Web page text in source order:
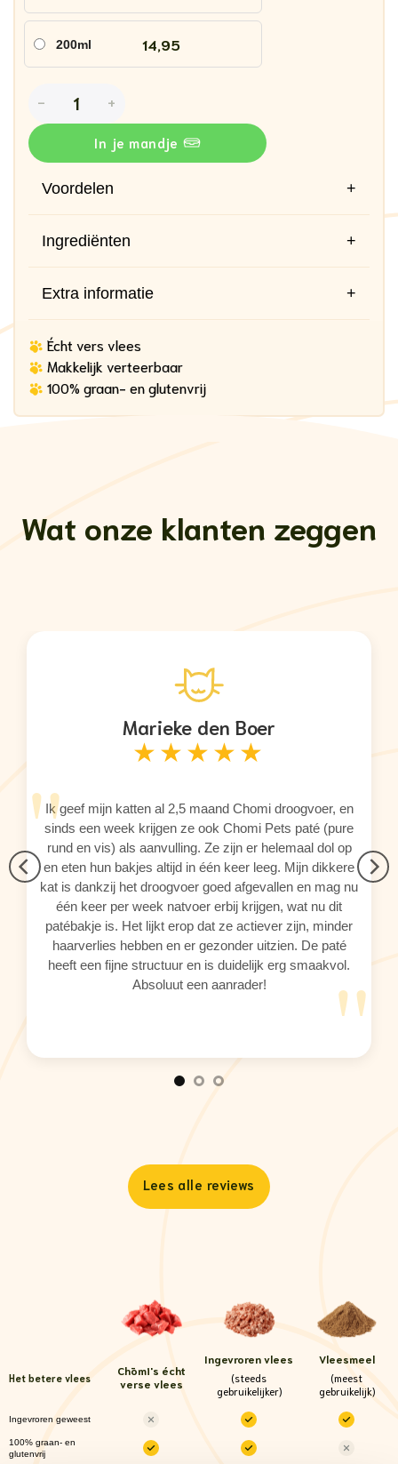
200ml 14,95
In je mandje
Voordelen +
Ingrediënten +
Extra informatie +
Écht vers vlees
Makkelijk verteerbaar
100% graan- en glutenvrij
Wat onze klanten zeggen
Marieke den Boer
★★★★★
"Ik geef mijn katten al 2,5 maand Chomi droogvoer, en
sinds een week krijgen ze ook Chomi Pets paté (pure
rund en vis) als aanvulling. Ze zijn er helemaal dol op
en eten hun bakjes altijd in één keer leeg. Mijn dikkere
kat is dankzij het droogvoer goed afgevallen en mag nu
één keer per week natvoer erbij krijgen, wat nu dit
patébakje is. Het lijkt erop dat ze actiever zijn, minder
haarverlies hebben en er gezonder uitzien. De paté
heeft een fijne structuur en is duidelijk erg smaakvol.
Absoluut een aanrader!
"
Lees alle reviews
Het betere vlees
Chōmi's écht
verse vlees
Ingevroren vlees
(steeds
gebruikelijker)
Vleesmeel
(meest
gebruikelijk)
Ingevroren geweest
100% graan- en
glutenvrij